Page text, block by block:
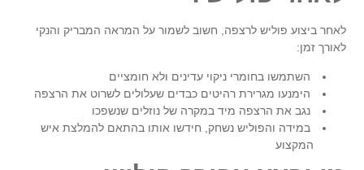
לאחר ביצוע פוליש לרצפה, חשוב לשמור על המראה המבריק והנקי
לאורך זמן:
השתמשו בחומרי ניקוי עדינים ולא חומציים
הימנעו מגרירת רהיטים כבדים שעלולים לשרוט את הרצפה
נגב את הרצפה מיד במקרה של נוזלים שנשפכו
במידה והפוליש נשחק, חידשו אותו בהתאם להמלצת איש
המקצוע